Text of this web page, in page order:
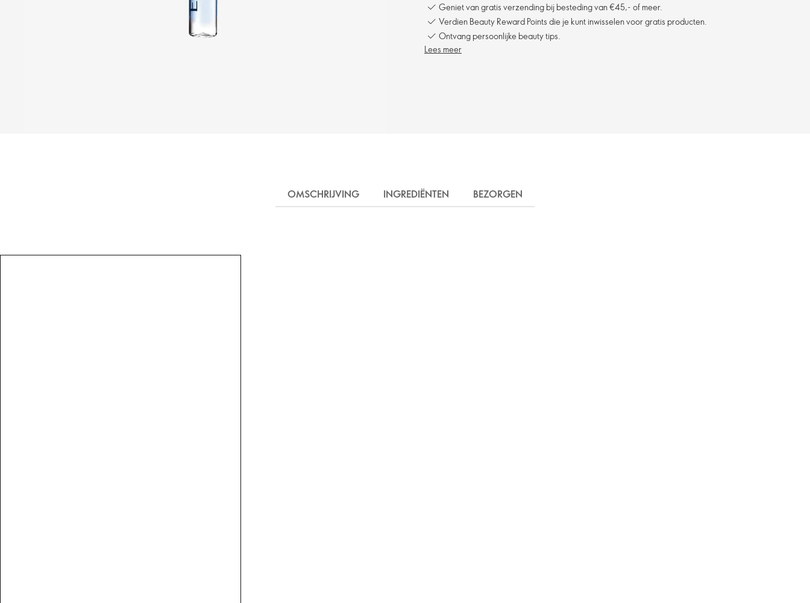
Geniet van gratis verzending bij besteding van €45,- of meer.
Verdien Beauty Reward Points die je kunt inwisselen voor gratis producten.
Ontvang persoonlijke beauty tips.
Lees meer
OMSCHRIJVING INGREDIËNTEN BEZORGEN